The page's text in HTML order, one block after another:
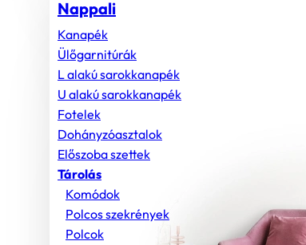
Nappali
Kanapék
Ülőgarnitúrák
L alakú sarokkanapék
U alakú sarokkanapék
Fotelek
Dohányzóasztalok
Előszoba szettek
Tárolás
Komódok
Polcos szekrények
Polcok